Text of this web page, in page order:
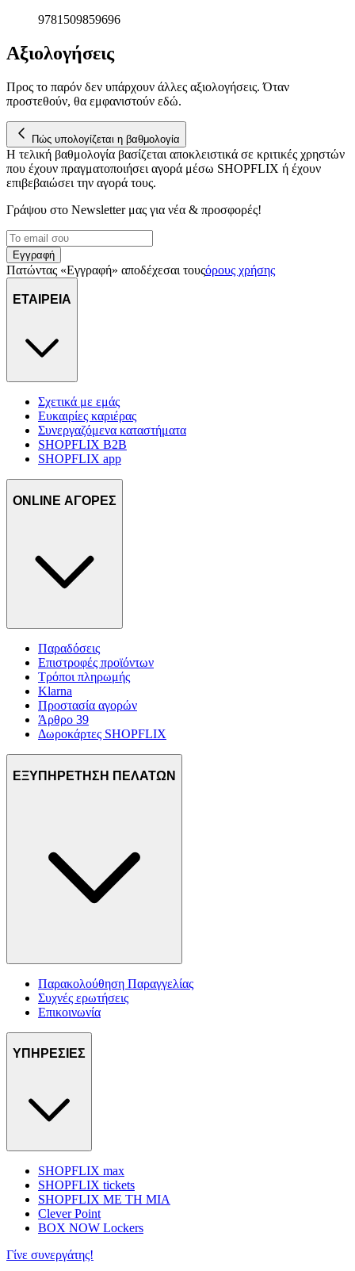
9781509859696
Αξιολογήσεις
Προς το παρόν δεν υπάρχουν άλλες αξιολογήσεις. Όταν
προστεθούν, θα εμφανιστούν εδώ.
Πώς υπολογίζεται η βαθμολογία
Η τελική βαθμολογία βασίζεται αποκλειστικά σε κριτικές χρηστών
που έχουν πραγματοποιήσει αγορά μέσω SHOPFLIX ή έχουν
επιβεβαιώσει την αγορά τους.
Γράψου στο Νewsletter μας για νέα & προσφορές!
Εγγραφή
Πατώντας «Εγγραφή» αποδέχεσαι τουςόρους χρήσης
ΕΤΑΙΡΕΙΑ
Σχετικά με εμάς
Ευκαιρίες καριέρας
Συνεργαζόμενα καταστήματα
SHOPFLIX B2B
SHOPFLIX app
ONLINE ΑΓΟΡΕΣ
Παραδόσεις
Επιστροφές προϊόντων
Τρόποι πληρωμής
Klarna
Προστασία αγορών
Άρθρο 39
Δωροκάρτες SHOPFLIX
ΕΞΥΠΗΡΕΤΗΣΗ ΠΕΛΑΤΩΝ
Παρακολούθηση Παραγγελίας
Συχνές ερωτήσεις
Επικοινωνία
ΥΠΗΡΕΣΙΕΣ
SHOPFLIX max
SHOPFLIX tickets
SHOPFLIX ΜΕ ΤΗ ΜΙΑ
Clever Point
BOX NOW Lockers
Γίνε συνεργάτης!